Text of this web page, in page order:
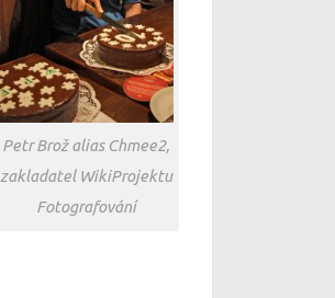
Petr Brož alias Chmee2,
zakladatel WikiProjektu
Fotografování